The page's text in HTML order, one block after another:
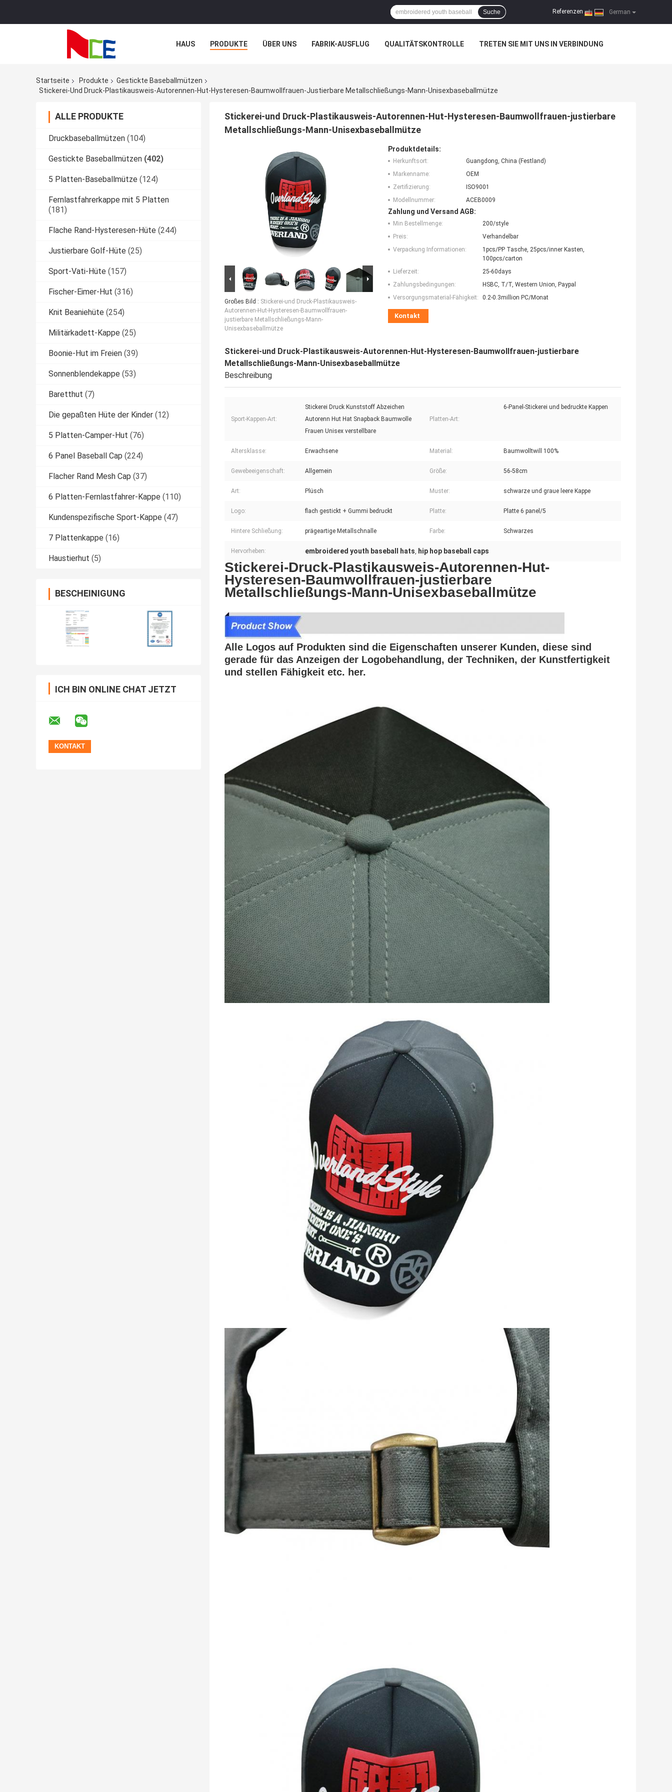
German
Referenzen |
Suche
HAUS PRODUKTE ÜBER UNS FABRIK-AUSFLUG QUALITÄTSKONTROLLE TRETEN SIE MIT UNS IN VERBINDUNG
Startseite
Produkte
Gestickte Baseballmützen
Stickerei-Und Druck-Plastikausweis-Autorennen-Hut-Hysteresen-Baumwollfrauen-Justierbare Metallschließungs-Mann-Unisexbaseballmütze
ALLE PRODUKTE
Druckbaseballmützen (104)
Gestickte Baseballmützen (402)
5 Platten-Baseballmütze (124)
Fernlastfahrerkappe mit 5 Platten
(181)
Flache Rand-Hysteresen-Hüte (244)
Justierbare Golf-Hüte (25)
Sport-Vati-Hüte (157)
Fischer-Eimer-Hut (316)
Knit Beaniehüte (254)
Militärkadett-Kappe (25)
Boonie-Hut im Freien (39)
Sonnenblendekappe (53)
Baretthut (7)
Die gepaßten Hüte der Kinder (12)
5 Platten-Camper-Hut (76)
6 Panel Baseball Cap (224)
Flacher Rand Mesh Cap (37)
6 Platten-Fernlastfahrer-Kappe (110)
Kundenspezifische Sport-Kappe (47)
7 Plattenkappe (16)
Haustierhut (5)
BESCHEINIGUNG
ICH BIN ONLINE CHAT JETZT
Stickerei-und Druck-Plastikausweis-Autorennen-Hut-Hysteresen-Baumwollfrauen-justierbare
Metallschließungs-Mann-Unisexbaseballmütze
Großes Bild : Stickerei-und Druck-Plastikausweis-
Autorennen-Hut-Hysteresen-Baumwollfrauen-
justierbare Metallschließungs-Mann-
Unisexbaseballmütze
Produktdetails:
Herkunftsort:
Guangdong, China (Festland)
Markenname:
OEM
Zertifizierung:
ISO9001
Modellnummer:
ACEB0009
Zahlung und Versand AGB:
Min Bestellmenge:
200/style
Preis:
Verhandelbar
Verpackung Informationen:
1pcs/PP Tasche, 25pcs/inner Kasten,
100pcs/carton
Lieferzeit:
25-60days
Zahlungsbedingungen:
HSBC, T/T, Western Union, Paypal
Versorgungsmaterial-Fähigkeit:
0.2-0.3million PC/Monat
Kontakt
Stickerei-und Druck-Plastikausweis-Autorennen-Hut-Hysteresen-Baumwollfrauen-justierbare
Metallschließungs-Mann-Unisexbaseballmütze
Beschreibung
Sport-Kappen-Art:
Stickerei Druck Kunststoff Abzeichen
Autorenn Hut Hat Snapback Baumwolle
Frauen Unisex verstellbare
Platten-Art:
6-Panel-Stickerei und bedruckte Kappen
Altersklasse: Erwachsene Material: Baumwolltwill 100%
Gewebeeigenschaft: Allgemein Größe: 56-58cm
Art: Plüsch Muster: schwarze und graue leere Kappe
Logo: flach gestickt + Gummi bedruckt Platte: Platte 6 panel/5
Hintere Schließung: prägeartige Metallschnalle Farbe: Schwarzes
Hervorheben: embroidered youth baseball hats hip hop baseball caps
Stickerei-Druck-Plastikausweis-Autorennen-Hut-
Hysteresen-Baumwollfrauen-justierbare
Metallschließungs-Mann-Unisexbaseballmütze
Alle Logos auf Produkten sind die Eigenschaften unserer Kunden, diese sind
gerade für das Anzeigen der Logobehandlung, der Techniken, der Kunstfertigkeit
und stellen Fähigkeit etc. her.